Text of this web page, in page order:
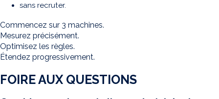
sans recruter.
Commencez sur 3 machines.
Mesurez précisément.
Optimisez les règles.
Étendez progressivement.
FOIRE AUX QUESTIONS